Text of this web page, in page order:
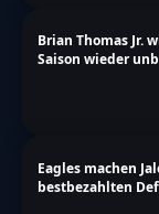
Brian Thomas Jr.
Saison wieder
Eagles machen
bestbezahlten